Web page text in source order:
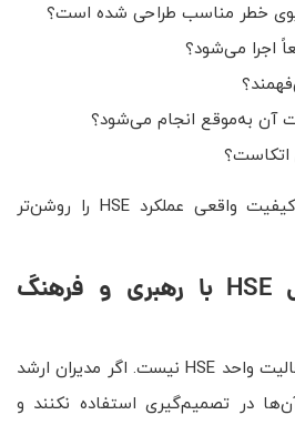
خطر مناسب طراحی شده است؟
اجرا می‌شود؟
آن به‌موقع انجام می‌شود؟
اتکاست؟
پاسخ به این پرسش‌ها کیفیت واقعی عملکرد HSE را روشن‌تر
HSE با رهبری و فرهنگ
پایش عملکرد HSE فقط فعالیت واحد HSE نیست. اگر مدیران ارشد
در تصمیم‌گیری استفاده نکنند و